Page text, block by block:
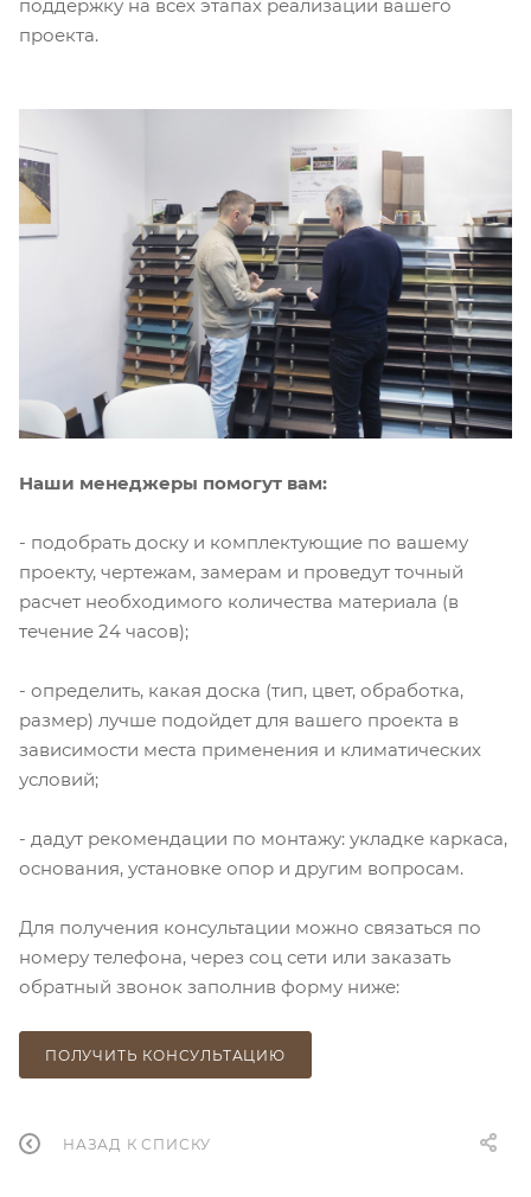
поддержку на всех этапах реализации вашего
проекта.
Наши менеджеры помогут вам:
- подобрать доску и комплектующие по вашему
проекту, чертежам, замерам и проведут точный
расчет необходимого количества материала (в
течение 24 часов);
- определить, какая доска (тип, цвет, обработка,
размер) лучше подойдет для вашего проекта в
зависимости места применения и климатических
условий;
- дадут рекомендации по монтажу: укладке каркаса,
основания, установке опор и другим вопросам.
Для получения консультации можно связаться по
номеру телефона, через соц сети или заказать
обратный звонок заполнив форму ниже:
ПОЛУЧИТЬ КОНСУЛЬТАЦИЮ
НАЗАД К СПИСКУ